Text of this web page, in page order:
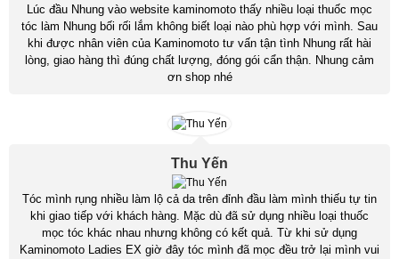
Lúc đầu Nhung vào website kaminomoto thấy nhiều loại thuốc mọc
tóc làm Nhung bối rối lắm không biết loại nào phù hợp với mình. Sau
khi được nhân viên của Kaminomoto tư vấn tận tình Nhung rất hài
lòng, giao hàng thì đúng chất lượng, đóng gói cẩn thận. Nhung cảm
ơn shop nhé
Thu Yến
Tóc mình rụng nhiều làm lộ cả da trên đỉnh đầu làm mình thiếu tự tin
khi giao tiếp với khách hàng. Mặc dù đã sử dụng nhiều loại thuốc
mọc tóc khác nhau nhưng không có kết quả. Từ khi sử dụng
Kaminomoto Ladies EX giờ đây tóc mình đã mọc đều trở lại mình vui